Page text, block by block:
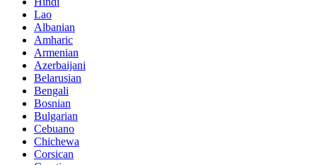
Lao
Albanian
Amharic
Armenian
Azerbaijani
Belarusian
Bengali
Bosnian
Bulgarian
Cebuano
Chichewa
Corsican